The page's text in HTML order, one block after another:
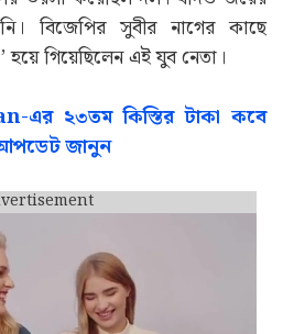
তৃণমূলের! |
কেন্দ্রে দেবাংশুকে প্রার্থী
বিধায়ক, অভিজ্ঞ অসিত মজুমদারকে
ভরসা করেছিল দল। যদিও জয়ের
বিজেপির সুবীর নাগের কাছে
হয়ে গিয়েছিলেন এই যুব নেতা।
এর ২৩তম কিস্তির টাকা কবে